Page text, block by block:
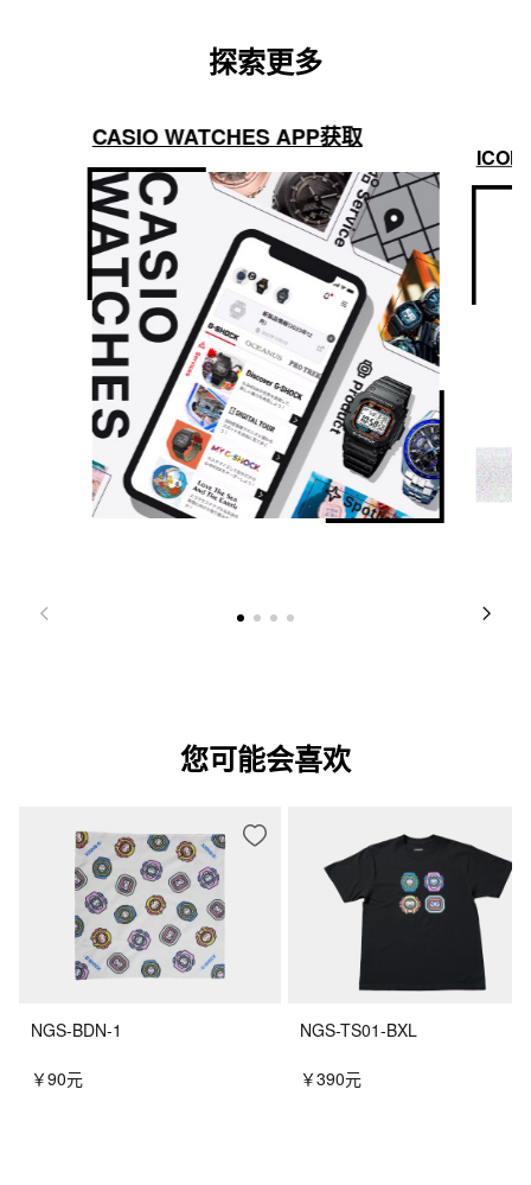
探索更多
CASIO WATCHES APP获取
您可能会喜欢
NGS-BDN-1
￥90元
NGS-TS01-BXL
￥390元